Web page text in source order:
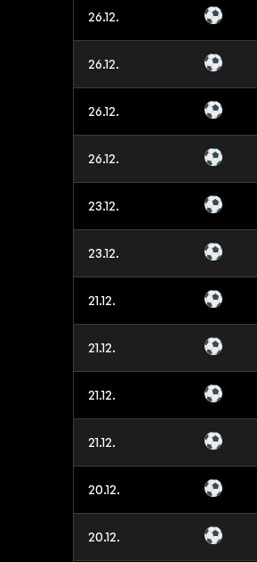
26.12.
26.12.
26.12.
26.12.
23.12.
23.12.
21.12.
21.12.
21.12.
21.12.
20.12.
20.12.